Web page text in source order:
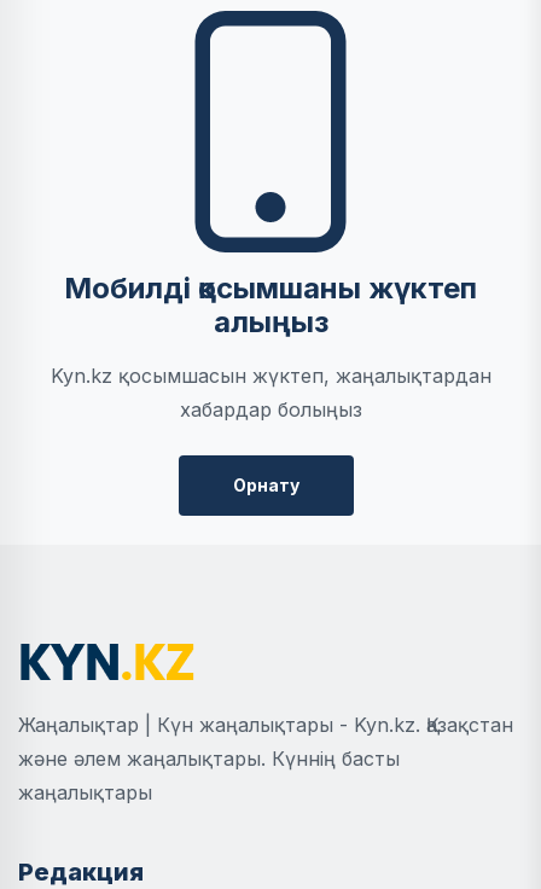
Мобилді қосымшаны жүктеп
алыңыз
Kyn.kz қосымшасын жүктеп, жаңалықтардан
хабардар болыңыз
Орнату
Жаңалықтар | Күн жаңалықтары - Kyn.kz. Қазақстан
және әлем жаңалықтары. Күннің басты
жаңалықтары
Редакция